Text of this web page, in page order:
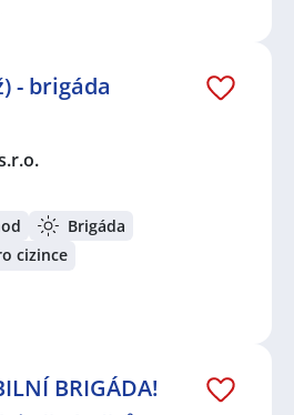
- brigáda
Brigáda
cizince
BRIGÁDA!